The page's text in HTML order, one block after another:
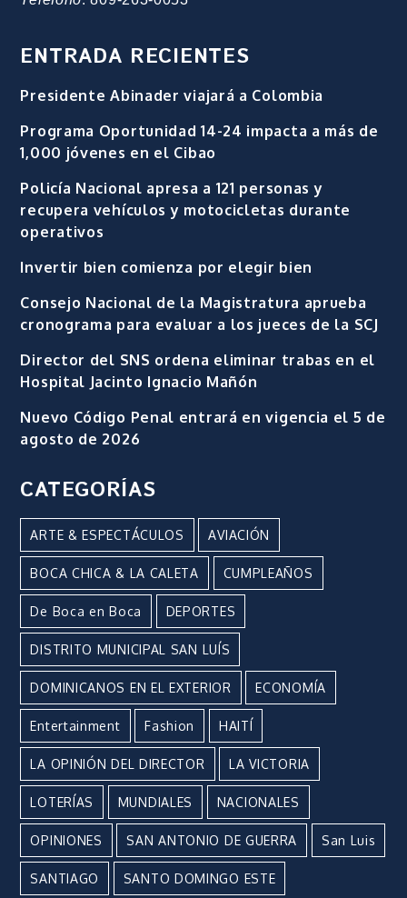
ENTRADA RECIENTES
Presidente Abinader viajará a Colombia
Programa Oportunidad 14-24 impacta a más de
1,000 jóvenes en el Cibao
Policía Nacional apresa a 121 personas y
recupera vehículos y motocicletas durante
operativos
Invertir bien comienza por elegir bien
Consejo Nacional de la Magistratura aprueba
cronograma para evaluar a los jueces de la SCJ
Director del SNS ordena eliminar trabas en el
Hospital Jacinto Ignacio Mañón
Nuevo Código Penal entrará en vigencia el 5 de
agosto de 2026
CATEGORÍAS
ARTE & ESPECTÁCULOS AVIACIÓN
BOCA CHICA & LA CALETA CUMPLEAÑOS
De Boca en Boca DEPORTES
DISTRITO MUNICIPAL SAN LUÍS
DOMINICANOS EN EL EXTERIOR ECONOMÍA
Entertainment Fashion HAITÍ
LA OPINIÓN DEL DIRECTOR LA VICTORIA
LOTERÍAS MUNDIALES NACIONALES
OPINIONES SAN ANTONIO DE GUERRA San Luis
SANTIAGO SANTO DOMINGO ESTE